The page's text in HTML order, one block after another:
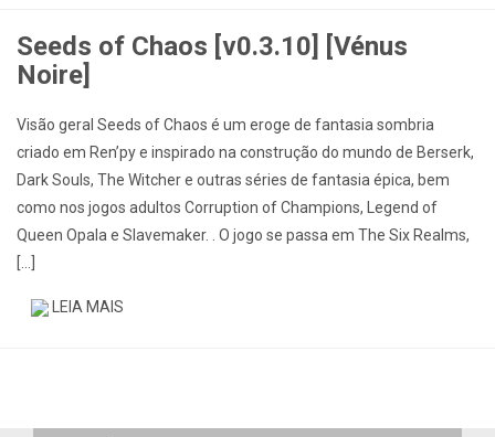
Seeds of Chaos [v0.3.10] [Vénus
Noire]
Visão geral Seeds of Chaos é um eroge de fantasia sombria
criado em Ren’py e inspirado na construção do mundo de Berserk,
Dark Souls, The Witcher e outras séries de fantasia épica, bem
como nos jogos adultos Corruption of Champions, Legend of
Queen Opala e Slavemaker. . O jogo se passa em The Six Realms,
[…]
LEIA MAIS